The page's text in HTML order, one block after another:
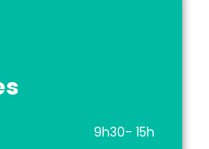
9h30- 15h